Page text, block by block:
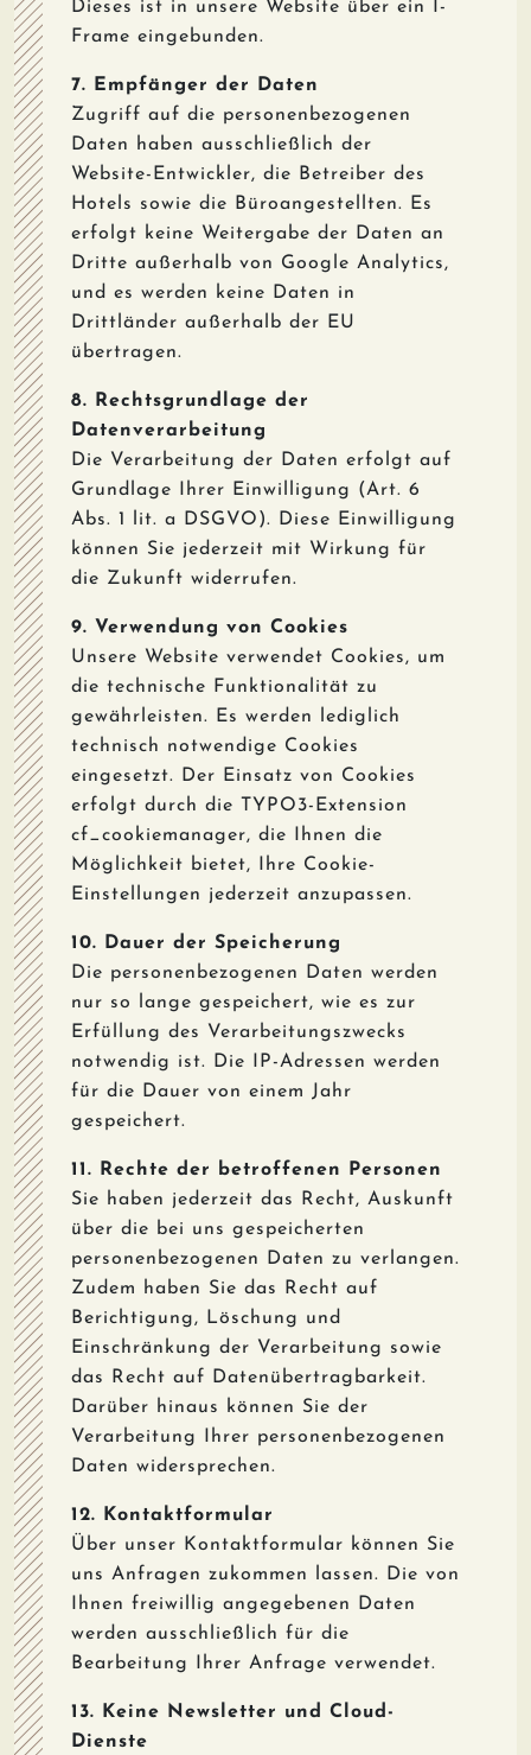
Dieses ist in unsere Website über ein I-
Frame eingebunden.
7. Empfänger der Daten
Zugriff auf die personenbezogenen
Daten haben ausschließlich der
Website-Entwickler, die Betreiber des
Hotels sowie die Büroangestellten. Es
erfolgt keine Weitergabe der Daten an
Dritte außerhalb von Google Analytics,
und es werden keine Daten in
Drittländer außerhalb der EU
übertragen.
8. Rechtsgrundlage der
Datenverarbeitung
Die Verarbeitung der Daten erfolgt auf
Grundlage Ihrer Einwilligung (Art. 6
Abs. 1 lit. a DSGVO). Diese Einwilligung
können Sie jederzeit mit Wirkung für
die Zukunft widerrufen.
9. Verwendung von Cookies
Unsere Website verwendet Cookies, um
die technische Funktionalität zu
gewährleisten. Es werden lediglich
technisch notwendige Cookies
eingesetzt. Der Einsatz von Cookies
erfolgt durch die TYPO3-Extension
cf_cookiemanager, die Ihnen die
Möglichkeit bietet, Ihre Cookie-
Einstellungen jederzeit anzupassen.
10. Dauer der Speicherung
Die personenbezogenen Daten werden
nur so lange gespeichert, wie es zur
Erfüllung des Verarbeitungszwecks
notwendig ist. Die IP-Adressen werden
für die Dauer von einem Jahr
gespeichert.
11. Rechte der betroffenen Personen
Sie haben jederzeit das Recht, Auskunft
über die bei uns gespeicherten
personenbezogenen Daten zu verlangen.
Zudem haben Sie das Recht auf
Berichtigung, Löschung und
Einschränkung der Verarbeitung sowie
das Recht auf Datenübertragbarkeit.
Darüber hinaus können Sie der
Verarbeitung Ihrer personenbezogenen
Daten widersprechen.
12. Kontaktformular
Über unser Kontaktformular können Sie
uns Anfragen zukommen lassen. Die von
Ihnen freiwillig angegebenen Daten
werden ausschließlich für die
Bearbeitung Ihrer Anfrage verwendet.
13. Keine Newsletter und Cloud-
Dienste